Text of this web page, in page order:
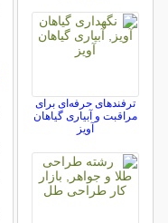
ترفندهای حرفه‌ای برای
مراقبت و آبیاری گیاهان
آویز